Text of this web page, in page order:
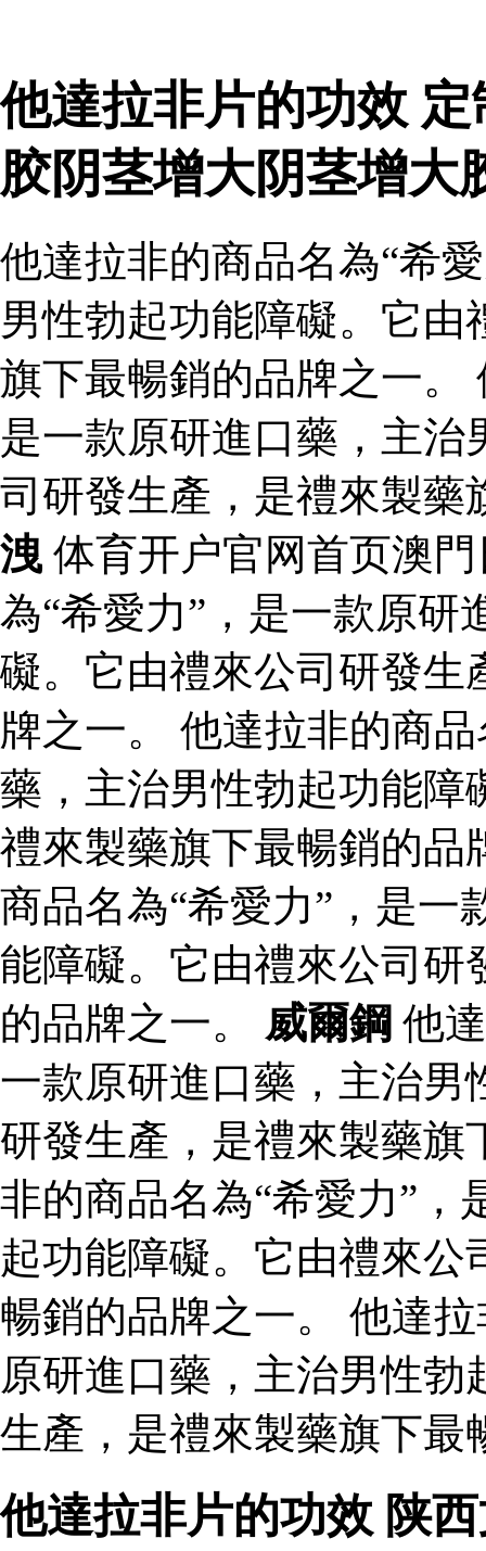
他達拉非片的功效
胶阴茎增大阴茎增大
他達拉非的商品名為“希
男性勃起功能障礙。它
旗下最暢銷的品牌之一。
是一款原研進口藥，主
司研發生產，是禮來製藥
洩 体育开户官网首页澳
為“希愛力”，是一款原研
礙。它由禮來公司研發生
牌之一。 他達拉非的商
藥，主治男性勃起功能障
禮來製藥旗下最暢銷的品
商品名為“希愛力”，是一
能障礙。它由禮來公司研
的品牌之一。 威爾鋼 他
一款原研進口藥，主治男
研發生產，是禮來製藥旗
非的商品名為“希愛力”，
起功能障礙。它由禮來
暢銷的品牌之一。 他達
原研進口藥，主治男性
生產，是禮來製藥旗下最
他達拉非片的功效 陕